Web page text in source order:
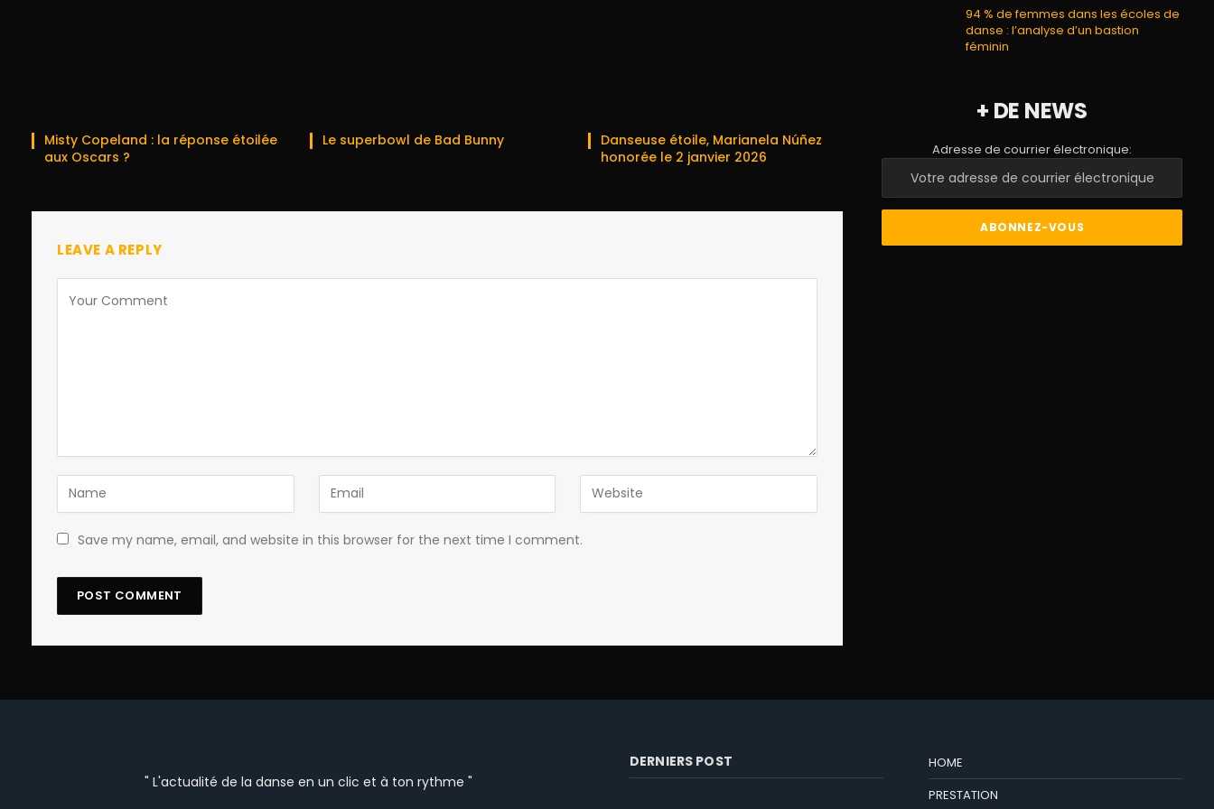
Misty Copeland : la réponse étoilée
aux Oscars ?
Le superbowl de Bad Bunny
Danseuse étoile, Marianela Núñez
honorée le 2 janvier 2026
LEAVE A REPLY
Save my name, email, and website in this browser for the next time I comment.
94 % de femmes dans les écoles de
danse : l’analyse d’un bastion
féminin
+ DE NEWS
Adresse de courrier électronique:
" L'actualité de la danse en un clic et à ton rythme "
DERNIERS POST
HOME
PRESTATION